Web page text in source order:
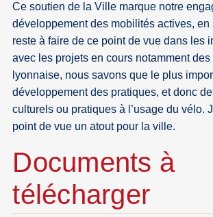
Ce soutien de la Ville marque notre
développement des mobilités actives, en
reste à faire de ce point de vue dans les
avec les projets en cours notamment
lyonnaise, nous savons que le plus
développement des pratiques, et donc
culturels ou pratiques à l’usage du vélo.
point de vue un atout pour la ville.
Documents à
télécharger